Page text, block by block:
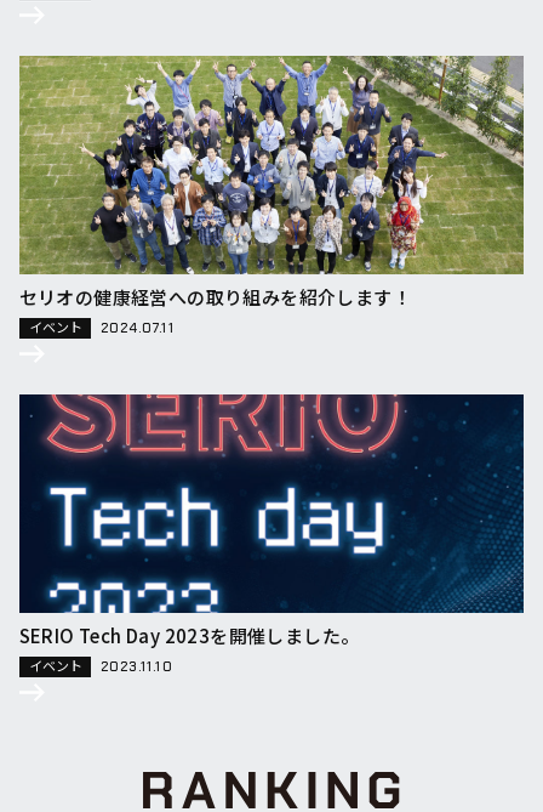
セリオの健康経営への取り組みを紹介します！
イベント 2024.07.11
SERIO Tech Day 2023を開催しました。
イベント 2023.11.10